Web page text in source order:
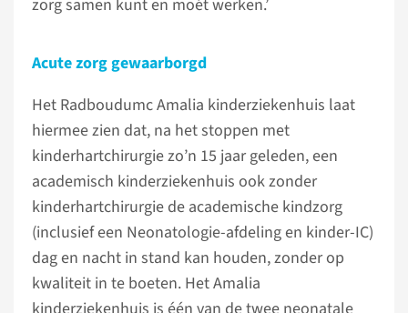
zorg samen kunt en moét werken.’
Acute zorg gewaarborgd
Het Radboudumc Amalia kinderziekenhuis laat
hiermee zien dat, na het stoppen met
kinderhartchirurgie zo’n 15 jaar geleden, een
academisch kinderziekenhuis ook zonder
kinderhartchirurgie de academische kindzorg
(inclusief een Neonatologie-afdeling en kinder-IC)
dag en nacht in stand kan houden, zonder op
kwaliteit in te boeten. Het Amalia